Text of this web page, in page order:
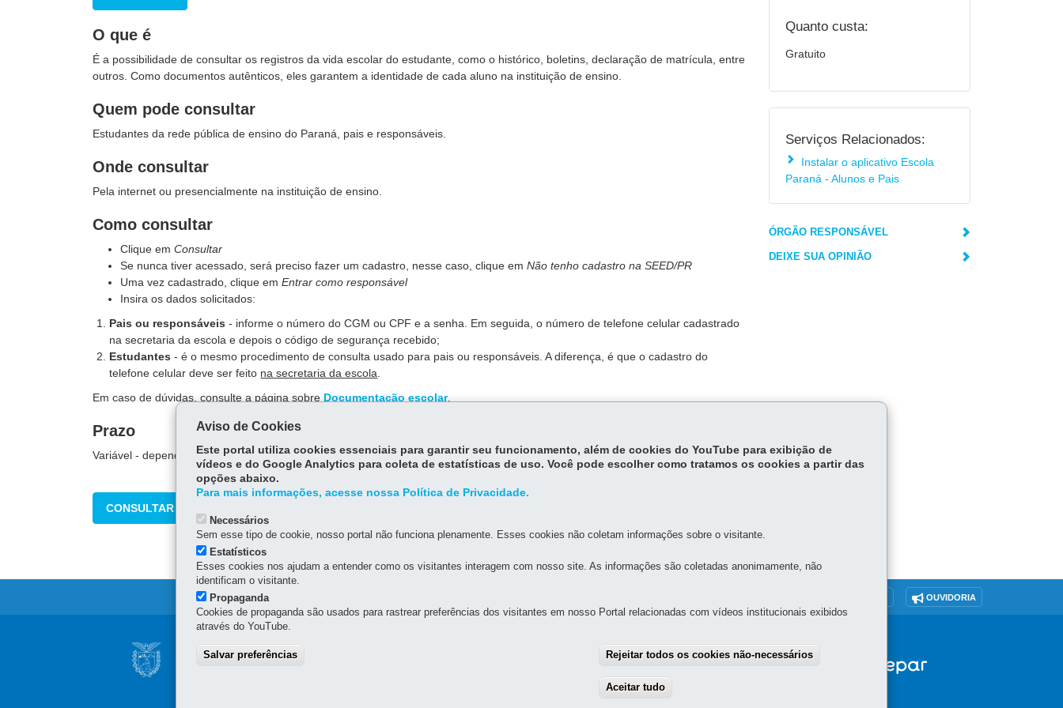
O que é
É a possibilidade de consultar os registros da vida escolar do estudante, como o histórico, boletins, declaração de matrícula, entre
outros. Como documentos autênticos, eles garantem a identidade de cada aluno na instituição de ensino.
Quem pode consultar
Estudantes da rede pública de ensino do Paraná, pais e responsáveis.
Onde consultar
Pela internet ou presencialmente na instituição de ensino.
Como consultar
Clique em Consultar
Se nunca tiver acessado, será preciso fazer um cadastro, nesse caso, clique em Não tenho cadastro na SEED/PR
Uma vez cadastrado, clique em Entrar como responsável
Insira os dados solicitados:
Pais ou responsáveis - informe o número do CGM ou CPF e a senha. Em seguida, o número de telefone celular cadastrado
na secretaria da escola e depois o código de segurança recebido;
Estudantes - é o mesmo procedimento de consulta usado para pais ou responsáveis. A diferença, é que o cadastro do
telefone celular deve ser feito na secretaria da escola
Em caso de dúvidas, consulte a página sobre Documentação escolar.
Prazo
Variável - depende do tipo do documento solicitado.
CONSULTAR
Quanto custa:
Gratuito
Serviços Relacionados:
Instalar o aplicativo Escola
Paraná - Alunos e Pais
ÓRGÃO RESPONSÁVEL
DEIXE SUA OPINIÃO
OUVIDORIA
Navegação
principal
CONSELHO ESTADUAL DE GOVERNANÇA DIGITAL E SEGURANÇA DA
Aviso de Cookies
Este portal utiliza cookies essenciais para garantir seu funcionamento, além de cookies do YouTube para exibição de
vídeos e do Google Analytics para coleta de estatísticas de uso. Você pode escolher como tratamos os cookies a partir das
opções abaixo.
Para mais informações, acesse nossa Política de Privacidade.
Necessários
Sem esse tipo de cookie, nosso portal não funciona plenamente. Esses cookies não coletam informações sobre o visitante.
Estatísticos
Esses cookies nos ajudam a entender como os visitantes interagem com nosso site. As informações são coletadas anonimamente, não
identificam o visitante.
Propaganda
Cookies de propaganda são usados para rastrear preferências dos visitantes em nosso Portal relacionadas com vídeos institucionais exibidos
através do YouTube.
Salvar preferências Rejeitar todos os cookies não-necessários
Aceitar tudo